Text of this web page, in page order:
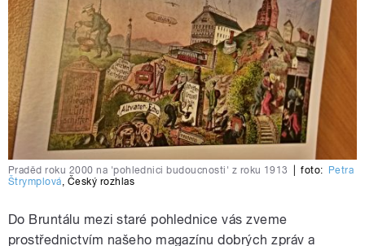
Praděd roku 2000 na 'pohlednici budoucnosti' z roku 1913 foto:
Petra
Štrymplová, Český rozhlas
Do Bruntálu mezi staré pohlednice vás zveme
prostřednictvím našeho magazínu dobrých zpráv a